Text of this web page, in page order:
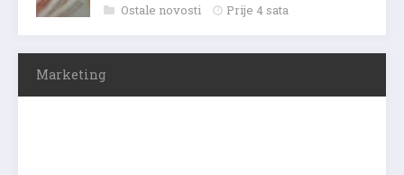
Ostale novosti Prije 4 sata
Marketing